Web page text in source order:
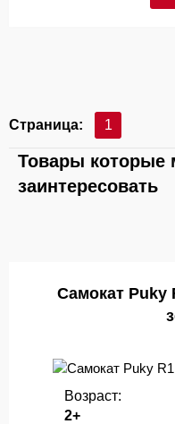
Страница: 1
Товары которые
заинтересовать
Самокат Puky
Возраст:
2+